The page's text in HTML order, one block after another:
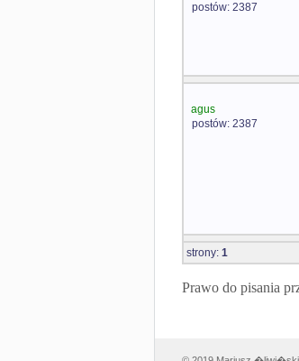
postów: 2387
agus
postów: 2387
strony: 1
Prawo do pisania